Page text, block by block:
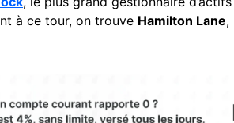
à ce tour, on trouve Hamilton Lane,